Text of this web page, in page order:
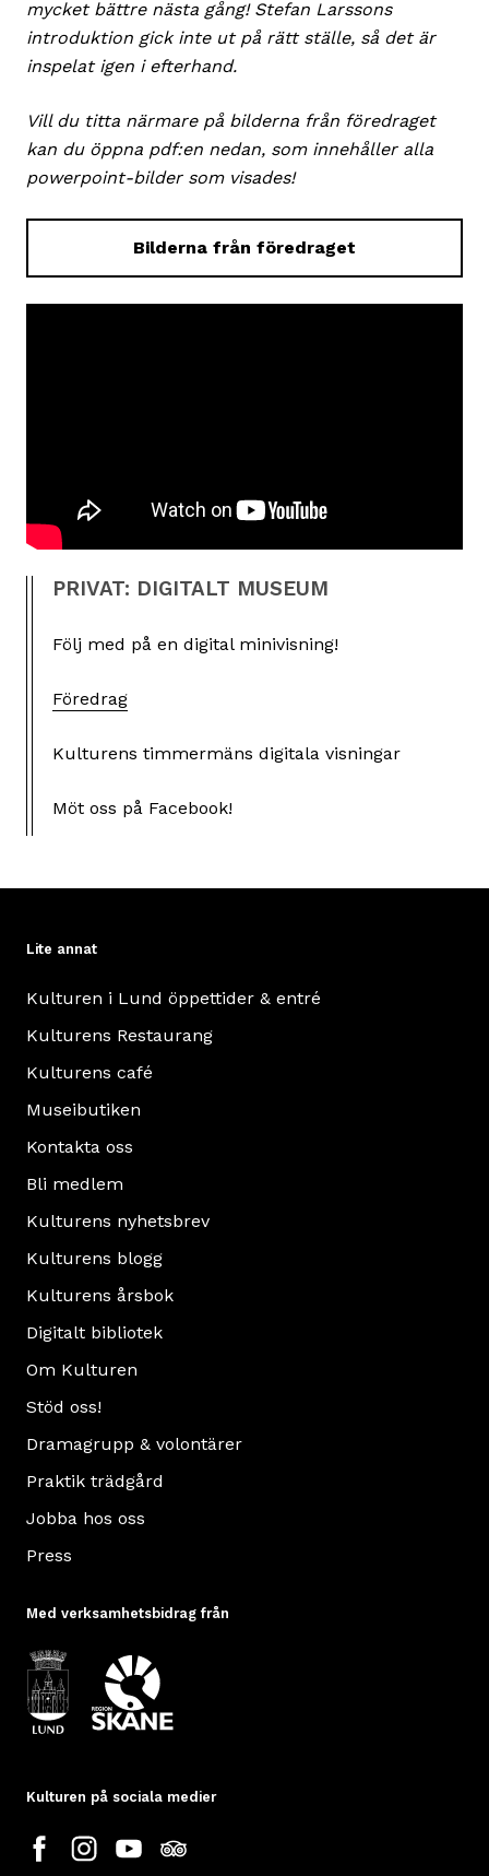
mycket bättre nästa gång! Stefan Larssons
introduktion gick inte ut på rätt ställe, så det är
inspelat igen i efterhand.
Vill du titta närmare på bilderna från föredraget
kan du öppna pdf:en nedan, som innehåller alla
powerpoint-bilder som visades!
Bilderna från föredraget
PRIVAT: DIGITALT MUSEUM
Följ med på en digital minivisning!
Föredrag
Kulturens timmermäns digitala visningar
Möt oss på Facebook!
Lite annat
Kulturen i Lund öppettider & entré
Kulturens Restaurang
Kulturens café
Museibutiken
Kontakta oss
Bli medlem
Kulturens nyhetsbrev
Kulturens blogg
Kulturens årsbok
Digitalt bibliotek
Om Kulturen
Stöd oss!
Dramagrupp & volontärer
Praktik trädgård
Jobba hos oss
Press
Med verksamhetsbidrag från
Kulturen på sociala medier